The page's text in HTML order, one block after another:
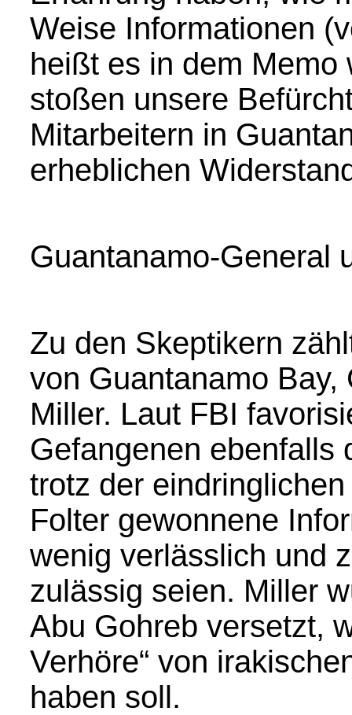
Weise Informationen
heißt es in dem Memo
stoßen unsere
Mitarbeitern in
erheblichen
Guantanamo-General
Zu den Skeptikern
von Guantanamo
Miller. Laut FBI
Gefangenen ebenfalls
trotz der
Folter gewonnene
wenig verlässlich und
zulässig seien. Miller
Abu Gohreb versetzt,
Verhöre“ von
haben soll.